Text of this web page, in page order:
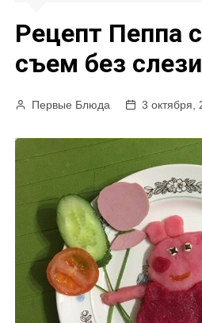
Рецепт Пеппа
съем без
Первые Блюда 3 октября,